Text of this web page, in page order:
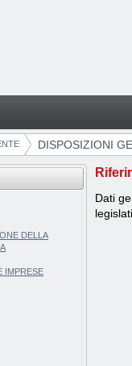
DISPOSIZIONI
DELLA
IMPRESE
Dati